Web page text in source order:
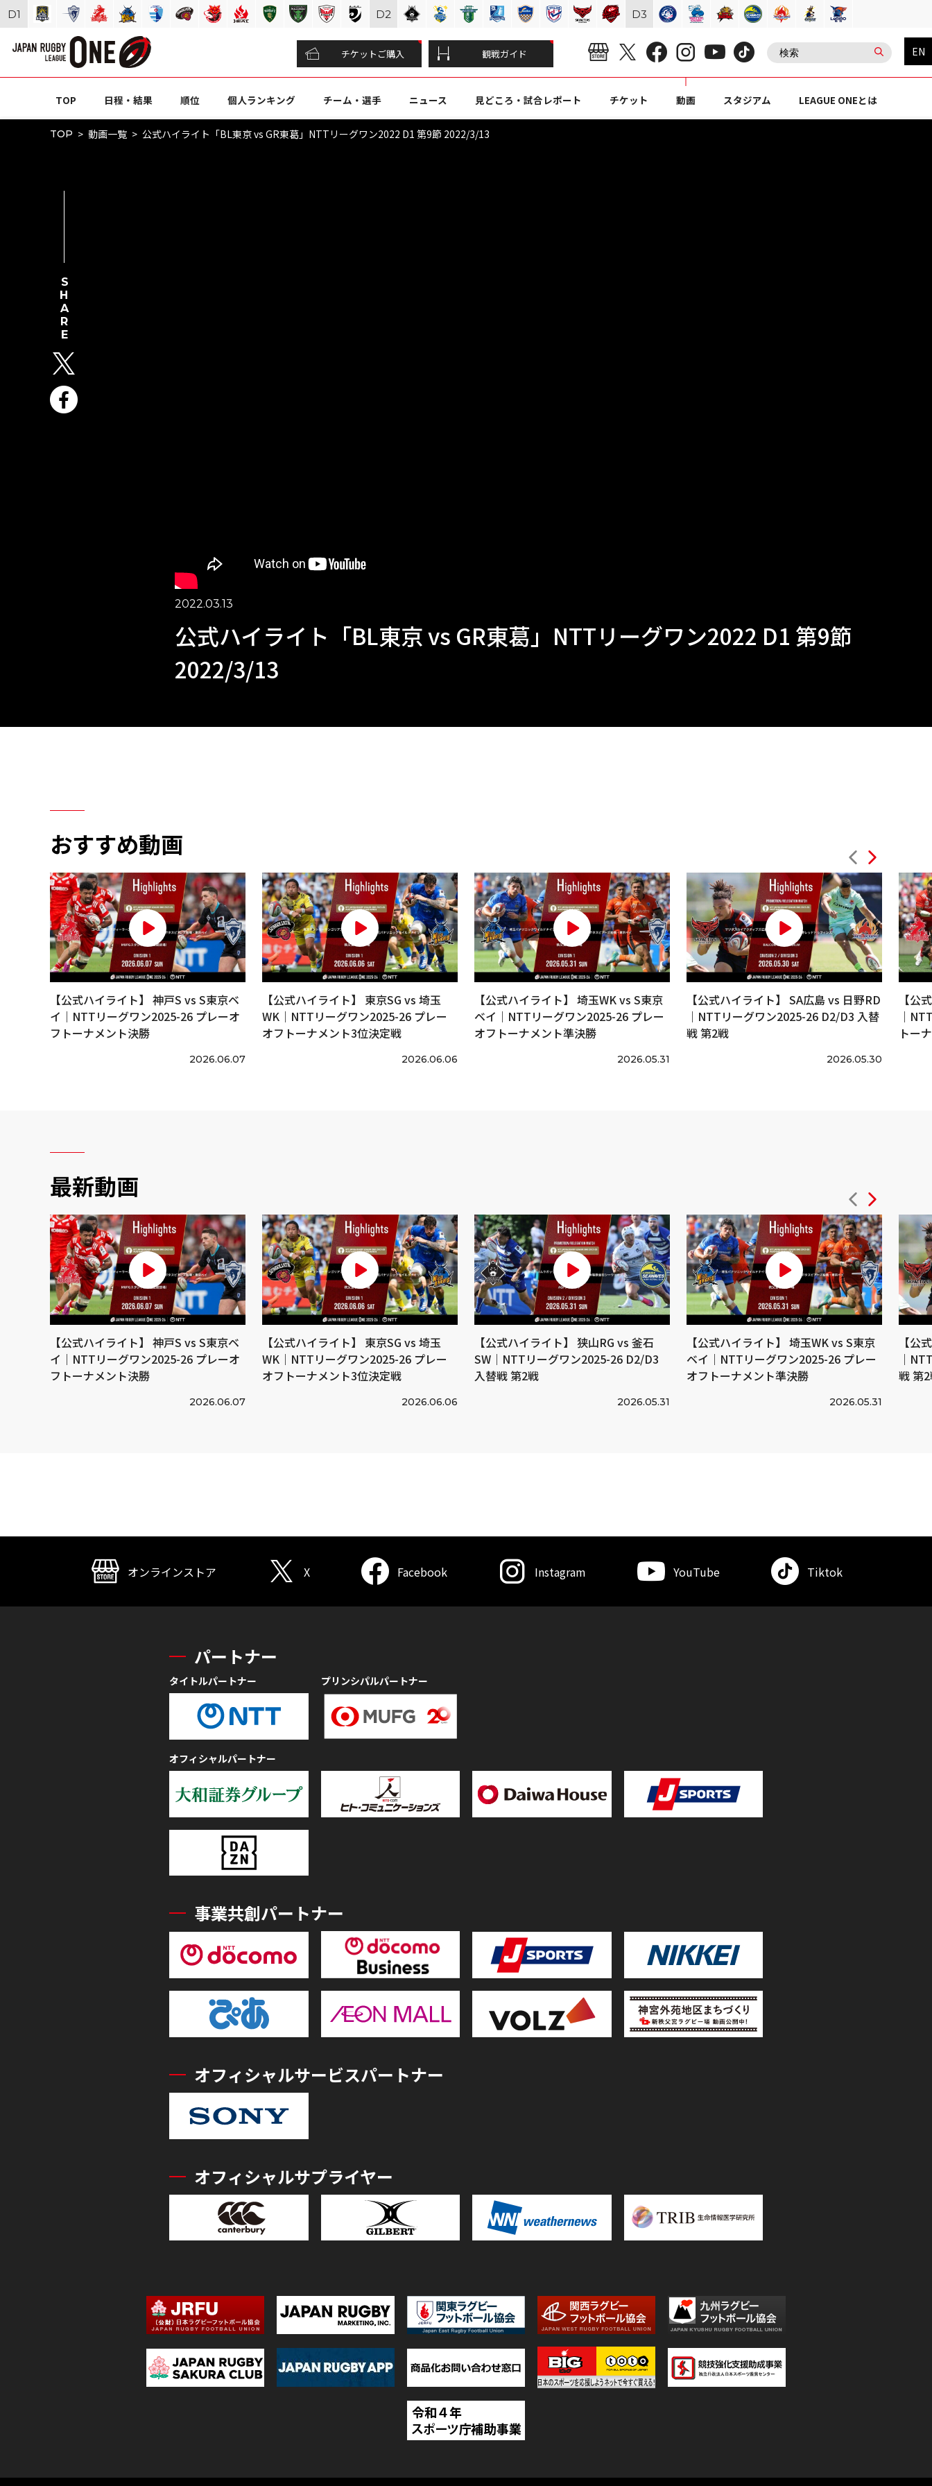
チケットご購入 観戦ガイド EN
TOP 日程・結果 順位 個人ランキング チーム・選手 ニュース 見どころ・試合レポート チケット 動画 スタジアム LEAGUE ONEとは
TOP 動画一覧 公式ハイライト「BL東京 vs GR東葛」NTTリーグワン2022 D1 第9節 2022/3/13
2022.03.13
公式ハイライト「BL東京 vs GR東葛」NTTリーグワン2022 D1 第9節
2022/3/13
SHARE
おすすめ動画
【公式ハイライト】 神戸S vs S東京ベ
イ｜NTTリーグワン2025-26 プレーオ
フトーナメント決勝
2026.06.07
【公式ハイライト】 東京SG vs 埼玉
WK｜NTTリーグワン2025-26 プレー
オフトーナメント3位決定戦
2026.06.06
【公式ハイライト】 埼玉WK vs S東京
ベイ｜NTTリーグワン2025-26 プレー
オフトーナメント準決勝
2026.05.31
【公式ハイライト】 SA広島 vs 日野RD
｜NTTリーグワン2025-26 D2/D3 入替
戦 第2戦
2026.05.30
【公
｜
トー
最新動画
【公式ハイライト】 神戸S vs S東京ベ
イ｜NTTリーグワン2025-26 プレーオ
フトーナメント決勝
2026.06.07
【公式ハイライト】 東京SG vs 埼玉
WK｜NTTリーグワン2025-26 プレー
オフトーナメント3位決定戦
2026.06.06
【公式ハイライト】 狭山RG vs 釜石
SW｜NTTリーグワン2025-26 D2/D3
入替戦 第2戦
2026.05.31
【公式ハイライト】 埼玉WK vs S東京
ベイ｜NTTリーグワン2025-26 プレー
オフトーナメント準決勝
2026.05.31
【公
｜
戦 第
D1 D2 D3
オンラインストア X Facebook Instagram YouTube Tiktok
パートナー
タイトルパートナー プリンシパルパートナー
オフィシャルパートナー
事業共創パートナー
オフィシャルサービスパートナー
オフィシャルサプライヤー